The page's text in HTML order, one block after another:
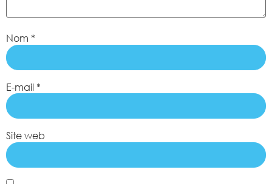
Nom *
E-mail *
Site web